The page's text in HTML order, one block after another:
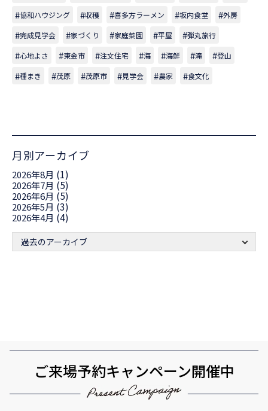
協和ハウジング
収穫 喜多方ラーメン 坂内食堂
外房
完成見学会
家づくり 家庭菜園 平屋
弾丸旅行
心地よさ
東金市 注文住宅 海 海鮮 滝
登山
種まき
茂原 茂原市 見学会 農家 食文化
月別アーカイブ
2026年8月 (1)
2026年7月 (5)
2026年6月 (5)
2026年5月 (3)
2026年4月 (4)
過去のアーカイブ
ご来場予約キャンペーン開催中